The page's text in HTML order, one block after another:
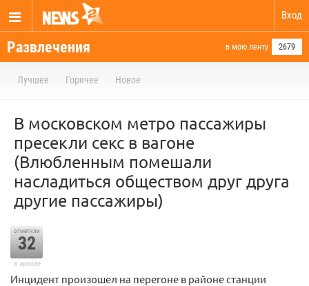
Вход
Развлечения в мою ленту 2679
Лучшее Горячее Новое
В московском метро пассажиры
пресекли секс в вагоне
(Влюбленным помешали
насладиться обществом друг друга
другие пассажиры)
отметили
32
в архиве
Инцидент произошел на перегоне в районе станции